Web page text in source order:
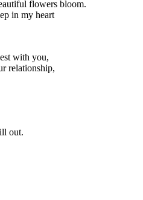
flowers bloom.
in my heart
with you,
relationship,
out.